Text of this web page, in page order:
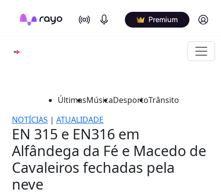
On Air Podcasts Premium Log in
ÚltimasMúsicaDesportoTrânsito
NOTÍCIAS | ATUALIDADE
EN 315 e EN316 em
Alfândega da Fé e Macedo de
Cavaleiros fechadas pela
neve